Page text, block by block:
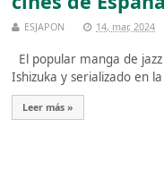
ESJAPON 14, mar, 2024
El popular manga de
Ishizuka y serializado en
Leer más »